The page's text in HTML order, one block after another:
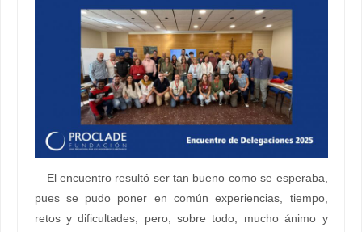
El encuentro resultó ser tan bueno como se esperaba,
pues se pudo poner en común experiencias, tiempo,
retos y dificultades, pero, sobre todo, mucho ánimo y